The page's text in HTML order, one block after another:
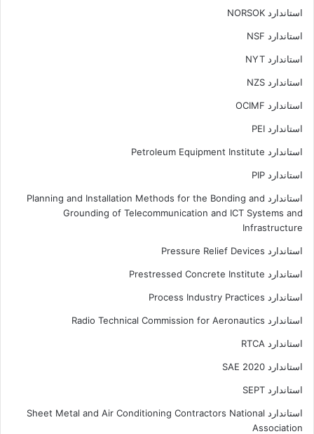
استاندارد NORSOK
استاندارد NSF
استاندارد NYT
استاندارد NZS
استاندارد OCIMF
استاندارد PEI
استاندارد Petroleum Equipment Institute
استاندارد PIP
استاندارد Planning and Installation Methods for the Bonding and
Grounding of Telecommunication and ICT Systems and
Infrastructure
استاندارد Pressure Relief Devices
استاندارد Prestressed Concrete Institute
استاندارد Process Industry Practices
استاندارد Radio Technical Commission for Aeronautics
استاندارد RTCA
استاندارد SAE 2020
استاندارد SEPT
استاندارد Sheet Metal and Air Conditioning Contractors National
Association